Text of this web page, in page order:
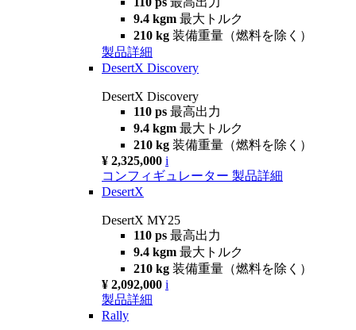
9.4 kgm 最大トルク
210 kg 装備重量（燃料を除く）
製品詳細
DesertX Discovery
DesertX Discovery
110 ps 最高出力
9.4 kgm 最大トルク
210 kg 装備重量（燃料を除く）
¥ 2,325,000 i
コンフィギュレーター 製品詳細
DesertX
DesertX MY25
110 ps 最高出力
9.4 kgm 最大トルク
210 kg 装備重量（燃料を除く）
¥ 2,092,000 i
製品詳細
Rally